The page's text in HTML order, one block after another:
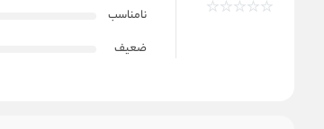
نامناسب
ضعیف